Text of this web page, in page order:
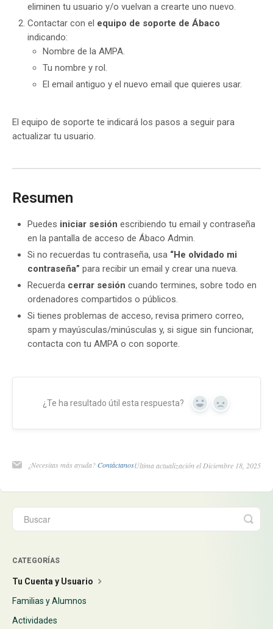
eliminen tu usuario y/o vuelvan a crearte uno nuevo.
Contactar con el equipo de soporte de Ábaco
indicando:
Nombre de la AMPA.
Tu nombre y rol.
El email antiguo y el nuevo email que quieres usar.
El equipo de soporte te indicará los pasos a seguir para
actualizar tu usuario.
Resumen
Puedes iniciar sesión escribiendo tu email y contraseña
en la pantalla de acceso de Ábaco Admin.
Si no recuerdas tu contraseña, usa “He olvidado mi
contraseña” para recibir un email y crear una nueva.
Recuerda cerrar sesión cuando termines, sobre todo en
ordenadores compartidos o públicos.
Si tienes problemas de acceso, revisa primero correo,
spam y mayúsculas/minúsculas y, si sigue sin funcionar,
contacta con tu AMPA o con soporte.
¿Te ha resultado útil esta respuesta? Yes No
¿Necesitas más ayuda?ContáctanosÚltima actualización el Diciembre 18, 2025
CATEGORÍAS
Tu Cuenta y Usuario
Familias y Alumnos
Actividades